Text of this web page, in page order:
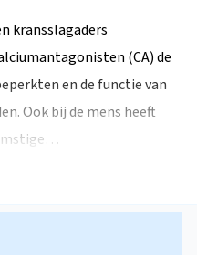
kransslagaders
(CA) de
en de functie van
Ook bij de mens heeft